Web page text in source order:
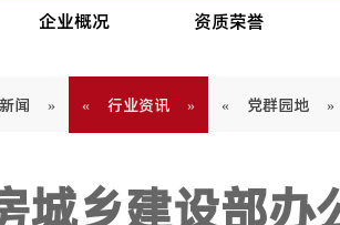
企业概况 资质荣誉
闻 » « 行业资讯 » « 党群园地
城乡建设部办